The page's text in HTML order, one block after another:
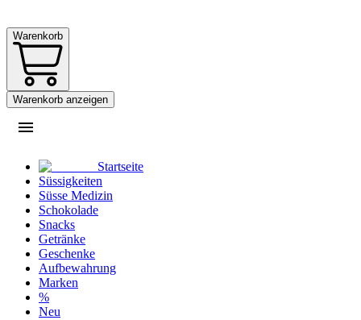
Warenkorb
Warenkorb anzeigen
Startseite
Süssigkeiten
Süsse Medizin
Schokolade
Snacks
Getränke
Geschenke
Aufbewahrung
Marken
%
Neu